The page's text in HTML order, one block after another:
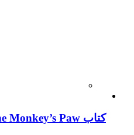
کتاب The Monkey’s Paw